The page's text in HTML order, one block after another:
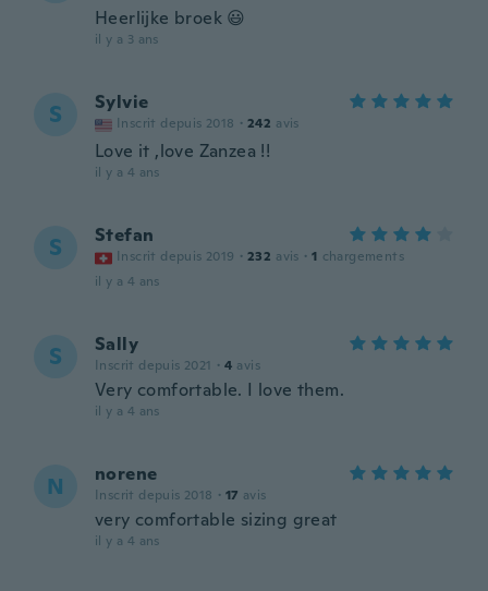
Heerlijke broek 😃
il y a 3 ans
S Sylvie
Inscrit depuis 2018 · 242 avis
Love it ,love Zanzea !!
il y a 4 ans
S Stefan
Inscrit depuis 2019 · 232 avis · 1 chargements
il y a 4 ans
S Sally
Inscrit depuis 2021 · 4 avis
Very comfortable. I love them.
il y a 4 ans
N norene
Inscrit depuis 2018 · 17 avis
very comfortable sizing great
il y a 4 ans